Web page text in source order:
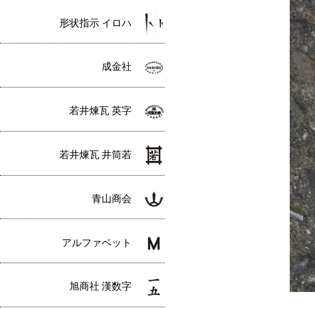
形状指示 イロハ
成金社
若井煉瓦 英字
若井煉瓦 井筒若
青山商会
アルファベット
旭商社 漢数字